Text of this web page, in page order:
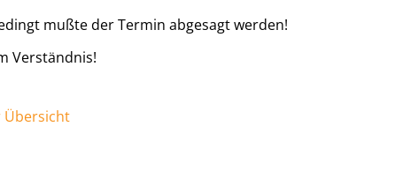
mußte der Termin abgesagt werden!
Verständnis!
Übersicht